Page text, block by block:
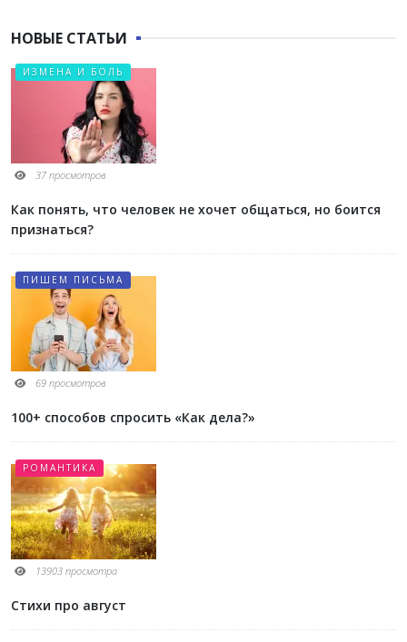
НОВЫЕ СТАТЬИ
ИЗМЕНА И БОЛЬ
37 просмотров
Как понять, что человек не хочет общаться, но боится
признаться?
ПИШЕМ ПИСЬМА
69 просмотров
100+ способов спросить «Как дела?»
РОМАНТИКА
13903 просмотра
Стихи про август